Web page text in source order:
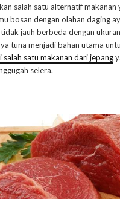
salah satu alternatif makanan
bosan dengan olahan daging
jauh berbeda dengan
tuna menjadi bahan utama
salah satu makanan dari jepang
selera.